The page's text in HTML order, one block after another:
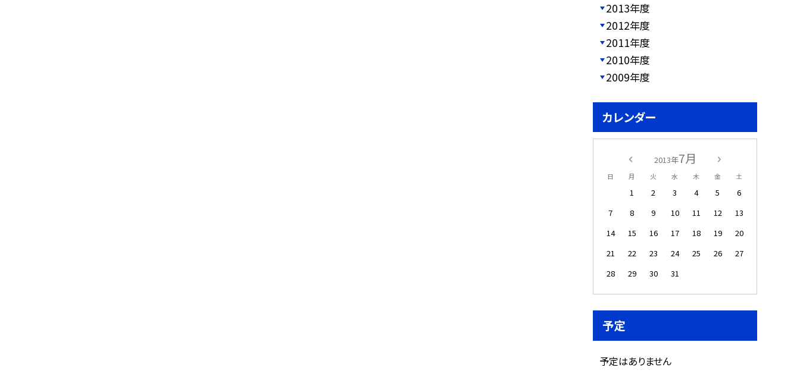
2013年度
2012年度
2011年度
2010年度
2009年度
カレンダー
2013年7月
日 月 火 水 木 金 土
1 2 3 4 5
6
7
8 9 10 11 12
13
14
15 16 17 18 19
20
21
22 23 24 25 26
27
28
29 30 31
予定
予定はありません